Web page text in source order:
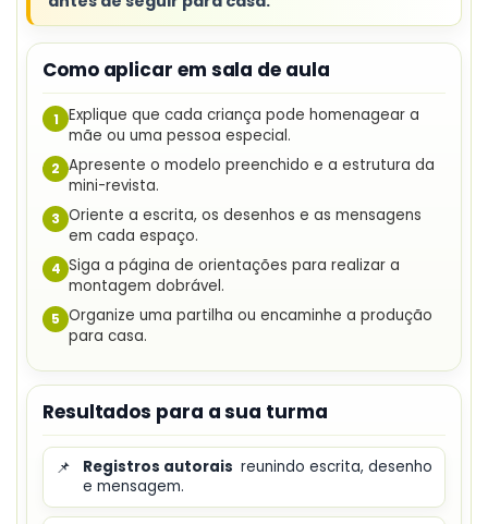
Como aplicar em sala de aula
1 Explique que cada criança pode homenagear a
mãe ou uma pessoa especial.
2 Apresente o modelo preenchido e a estrutura da
mini-revista.
3 Oriente a escrita, os desenhos e as mensagens
em cada espaço.
4 Siga a página de orientações para realizar a
montagem dobrável.
5 Organize uma partilha ou encaminhe a produção
para casa.
Resultados para a sua turma
📌 Registros autorais reunindo escrita, desenho
e mensagem.